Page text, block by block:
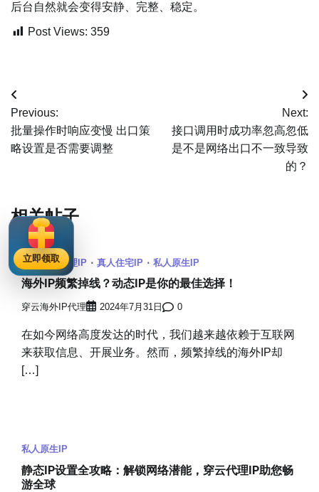
后台自然就会变得安静、完整、稳定。
Post Views: 359
文
章
导
Previous:
批量操作时响应变慢 出口策
略设置是否需要调整
Next:
接口调用时成功率忽高忽低
是不是网络出口不一致导致
的？
相关帖子
SOCKS5代理IP 真人住宅IP 私人原生IP
海外IP频繁掉线？动态IP是你的最佳选择！
穿云海外IP代理 2024年7月31日 0
在如今网络高度发达的时代，我们越来越依赖于互联网
来获取信息、开展业务。然而，频繁掉线的海外IP却
[…]
私人原生IP
静态IP设置全攻略：解锁网络潜能，穿云代理IP助您畅
游全球
立即领取